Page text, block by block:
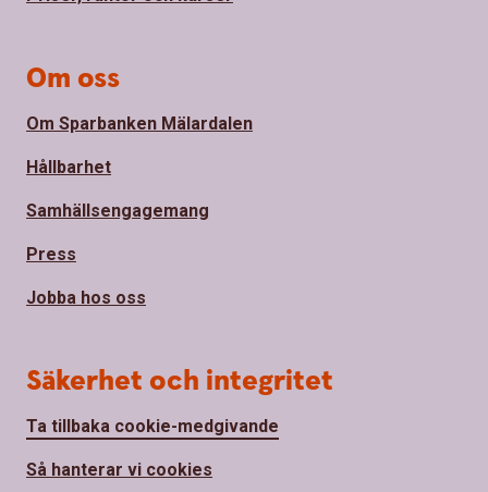
Om oss
Om Sparbanken Mälardalen
Hållbarhet
Samhällsengagemang
Press
Jobba hos oss
Säkerhet och integritet
Ta tillbaka cookie-medgivande
Så hanterar vi cookies